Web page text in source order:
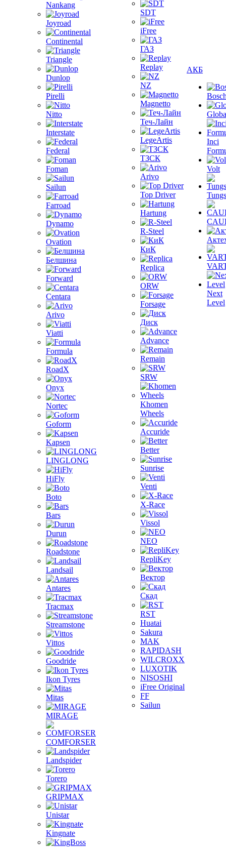
Nankang
Joyroad
Continental
Triangle
Dunlop
Pirelli
Nitto
Interstate
Federal
Foman
Sailun
Farroad
Dynamo
Ovation
Белшина
Forward
Centara
Arivo
Viatti
Formula
RoadX
Onyx
Nortec
Goform
Kapsen
LINGLONG
HiFly
Boto
Bars
Durun
Roadstone
Landsail
Antares
Tracmax
Streamstone
Vittos
Goodride
Ikon Tyres
Mitas
MIRAGE
COMFORSER
Landspider
Torero
GRIPMAX
Unistar
Kingnate
SDT
iFree
ГАЗ
Replay
NZ
Magnetto
Теч-Лайн
LegeArtis
ТЗСК
Arivo
Top Driver
Hartung
R-Steel
КиК
Replica
ORW
Forsage
Диск
Advance
Remain
SRW
Khomen
Wheels
Accuride
Better
Sunrise
Venti
X-Race
Vissol
NEO
RepliKey
Вектор
Скад
RST
Huatai
Sakura
MAK
RAPIDASH
WILCROXX
LUXOTIK
NISOSHI
iFree Original
FF
Sailun
АКБ
Inci
Volt
Next
Level